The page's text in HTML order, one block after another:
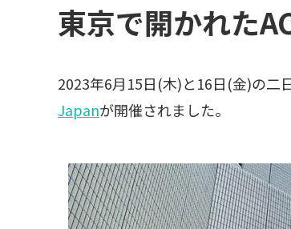
東京で開かれた
2023年6月15日(木)と16日(金)の二
Japanが開催されました。